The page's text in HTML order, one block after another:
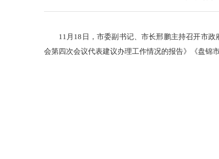
11月18日，市委副书记、市长邢鹏主持召开市
会第四次会议代表建议办理工作情况的报告》《盘锦